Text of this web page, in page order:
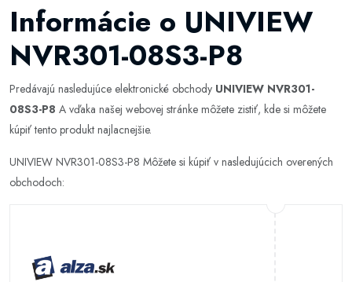
Informácie o UNIVIEW
NVR301-08S3-P8
Predávajú nasledujúce elektronické obchody UNIVIEW NVR301-
08S3-P8 A vďaka našej webovej stránke môžete zistiť, kde si môžete
kúpiť tento produkt najlacnejšie.
UNIVIEW NVR301-08S3-P8 Môžete si kúpiť v nasledujúcich overených
obchodoch: